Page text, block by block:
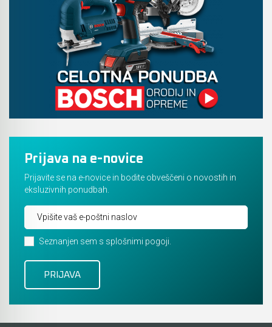
Prijava na e-novice
Prijavite se na e-novice in bodite obveščeni o novostih in
eksluzivnih ponudbah.
Seznanjen sem s splošnimi pogoji.